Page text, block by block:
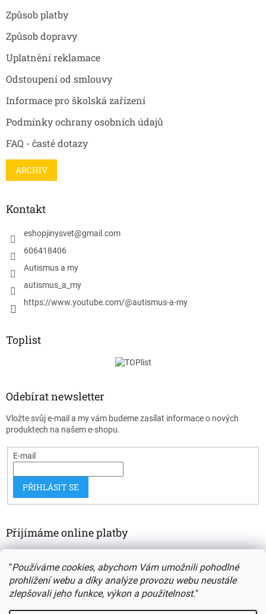
"Používáme cookies, abychom Vám umožnili pohodlné
prohlížení webu a díky analýze provozu webu neustále
zlepšovali jeho funkce, výkon a použitelnost."
Způsob platby
Způsob dopravy
Uplatnění reklamace
Odstoupení od smlouvy
Informace pro školská zařízení
Podmínky ochrany osobních údajů
FAQ - časté dotazy
ARCHIV
Kontakt
eshopjinysvet@gmail.com
606418406
Autismus a my
autismus_a_my
https://www.youtube.com/@autismus-a-my
Toplist
Odebírat newsletter
Vložte svůj e-mail a my vám budeme zasílat informace o nových
produktech na našem e-shopu.
E-mail
PŘIHLÁSIT SE
Přijímáme online platby